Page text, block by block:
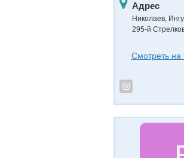
Адрес
Николаев,
295-й
Смотреть на